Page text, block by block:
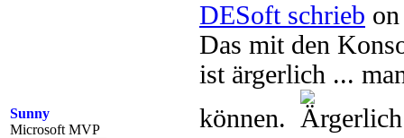
Sunny
Microsoft MVP
DESoft schrieb
Das mit den
ist ärgerlich ...
können.